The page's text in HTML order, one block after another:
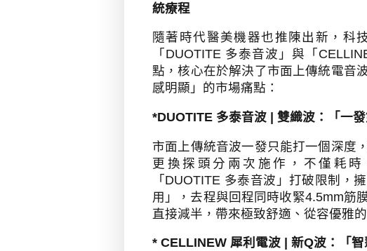
統療程
隨著時代醫美機器也推陳出新，科
「 DUOTITE 多泰音波」與「
點，核心在於解決了市面上傳統電音
感明顯」的市場痛點：
*DUOTITE 多泰音波 | 雙織波：「一
市面上傳統音波一發只能打一個深度
更換探頭分兩次施作，不僅耗
「DUOTITE 多泰音波」打破限制，
用」，去程與回程同時收緊4.5mm筋
直接減半，帶來極致舒適、從容優雅
* CELLINEW 犀利電波 新Q波：「